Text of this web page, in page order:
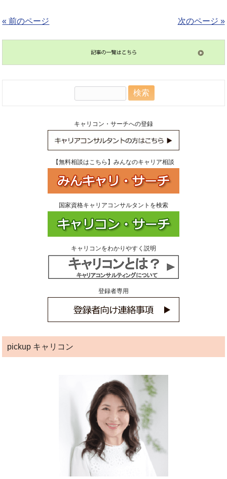
« 前のページ 次のページ »
キャリコン・サーチへの登録
【無料相談はこちら】みんなのキャリア相談
国家資格キャリアコンサルタントを検索
キャリコンをわかりやすく説明
登録者専用
pickup キャリコン